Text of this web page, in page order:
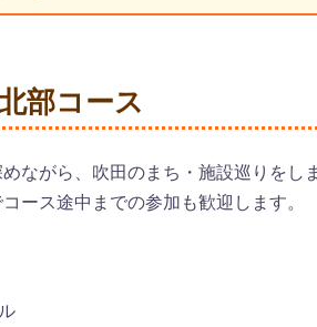
部コース
ながら、吹田のまち・施設巡りをし
ース途中までの参加も歓迎します。